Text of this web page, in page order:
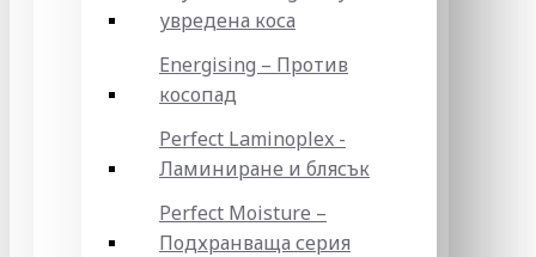
увредена коса
Energising – Против
косопад
Perfect Laminoplex -
Ламиниране и блясък
Perfect Moisture –
Подхранваща серия